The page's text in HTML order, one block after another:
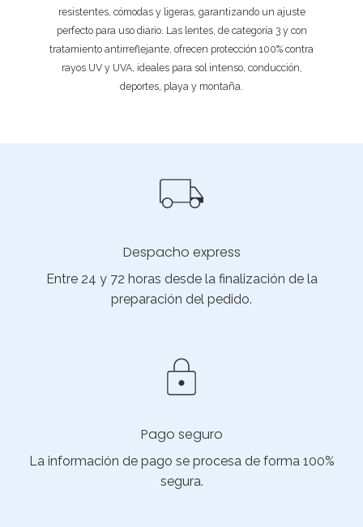
resistentes, cómodas y ligeras, garantizando un ajuste
perfecto para uso diario. Las lentes, de categoría 3 y con
tratamiento antirreflejante, ofrecen protección 100% contra
rayos UV y UVA, ideales para sol intenso, conducción,
deportes, playa y montaña.
Despacho express
Entre 24 y 72 horas desde la finalización de la
preparación del pedido.
Pago seguro
La información de pago se procesa de forma 100%
segura.